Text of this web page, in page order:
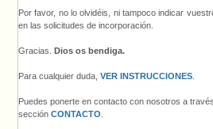
Por favor, no lo olvidéis, ni tampoco indicar
en las solicitudes de incorporación.
Gracias. Dios os bendiga.
Para cualquier duda, VER INSTRUCCIONES
Puedes ponerte en contacto con nosotros a
sección CONTACTO